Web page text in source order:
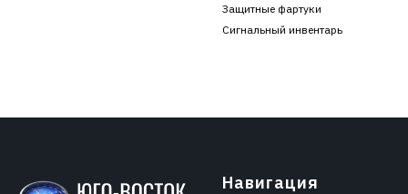
Защитные фартуки
Сигнальный инвентарь
Навигация